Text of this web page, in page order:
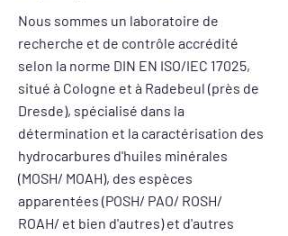
Nous sommes un laboratoire de
recherche et de contrôle accrédité
selon la norme DIN EN ISO/IEC 17025,
situé à Cologne et à Radebeul (près de
Dresde), spécialisé dans la
détermination et la caractérisation des
hydrocarbures d'huiles minérales
(MOSH/ MOAH), des espèces
apparentées (POSH/ PAO/ ROSH/
ROAH/ et bien d'autres) et d'autres